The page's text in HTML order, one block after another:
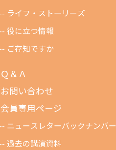
ライフ・ストーリーズ
役に立つ情報
ご存知ですか
Ｑ＆Ａ
お問い合わせ
会員専用ページ
ニュースレターバックナンバー
過去の講演資料